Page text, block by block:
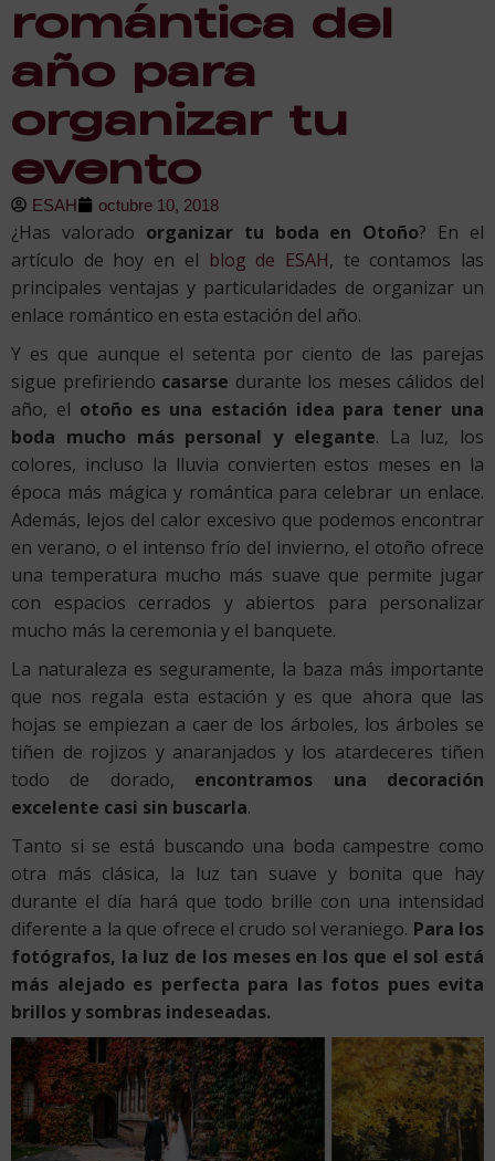
romántica del
año para
organizar tu
evento
ESAH octubre 10, 2018
¿Has valorado organizar tu boda en Otoño? En el
artículo de hoy en el blog de ESAH, te contamos las
principales ventajas y particularidades de organizar un
enlace romántico en esta estación del año.
Y es que aunque el setenta por ciento de las parejas
sigue prefiriendo casarse durante los meses cálidos del
año, el otoño es una estación idea para tener una
boda mucho más personal y elegante. La luz, los
colores, incluso la lluvia convierten estos meses en la
época más mágica y romántica para celebrar un enlace.
Además, lejos del calor excesivo que podemos encontrar
en verano, o el intenso frío del invierno, el otoño ofrece
una temperatura mucho más suave que permite jugar
con espacios cerrados y abiertos para personalizar
mucho más la ceremonia y el banquete.
La naturaleza es seguramente, la baza más importante
que nos regala esta estación y es que ahora que las
hojas se empiezan a caer de los árboles, los árboles se
tiñen de rojizos y anaranjados y los atardeceres tiñen
todo de dorado, encontramos una decoración
excelente casi sin buscarla.
Tanto si se está buscando una boda campestre como
otra más clásica, la luz tan suave y bonita que hay
durante el día hará que todo brille con una intensidad
diferente a la que ofrece el crudo sol veraniego. Para los
fotógrafos, la luz de los meses en los que el sol está
más alejado es perfecta para las fotos pues evita
brillos y sombras indeseadas.